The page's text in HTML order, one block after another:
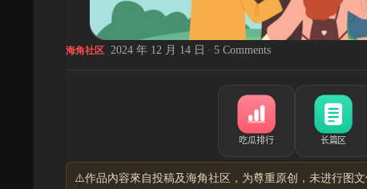
海角社区 2024 年 12 月 14 日 · 5 Comments
⚠️作品內容來自投稿及海角社区，为尊重原创，未进行图